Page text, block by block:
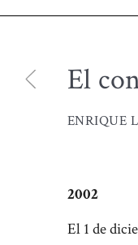
El
ENRIQUE
2002
El 1 de